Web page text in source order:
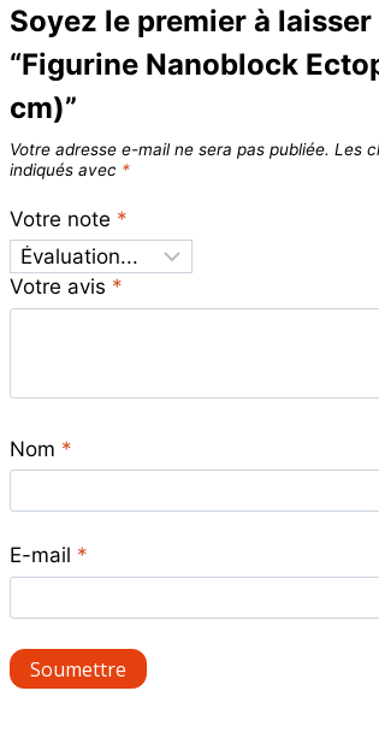
Soyez le premier à
“Figurine Nanoblock
cm)”
Votre adresse e-mail ne sera pas publiée. Les
indiqués avec *
Votre note *
Votre avis *
Nom *
E-mail *